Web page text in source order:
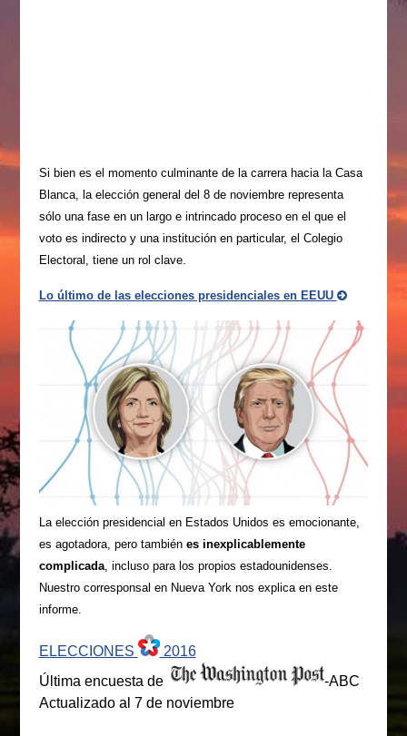
Si bien es el momento culminante de la carrera hacia la Casa
Blanca, la elección general del 8 de noviembre representa
sólo una fase en un largo e intrincado proceso en el que el
voto es indirecto y una institución en particular, el Colegio
Electoral, tiene un rol clave.
Lo último de las elecciones presidenciales en EEUU
La elección presidencial en Estados Unidos es emocionante,
es agotadora, pero también es inexplicablemente
complicada, incluso para los propios estadounidenses.
Nuestro corresponsal en Nueva York nos explica en este
informe.
ELECCIONES
2016
Última encuesta de
-ABC
Actualizado al 7 de noviembre